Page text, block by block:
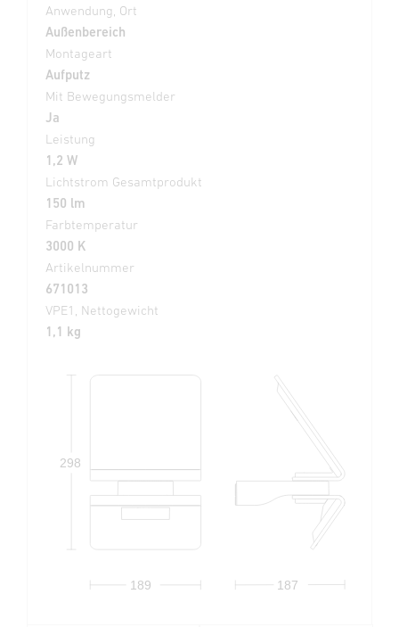
Anwendung, Ort
Außenbereich
Montageart
Aufputz
Mit Bewegungsmelder
Ja
Leistung
1,2 W
Lichtstrom Gesamtprodukt
150 lm
Farbtemperatur
3000 K
Artikelnummer
671013
VPE1, Nettogewicht
1,1 kg
189 187
298